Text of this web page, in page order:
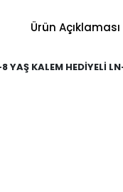
Ürün Açıklaması
YAŞ KALEM HEDİYELİ